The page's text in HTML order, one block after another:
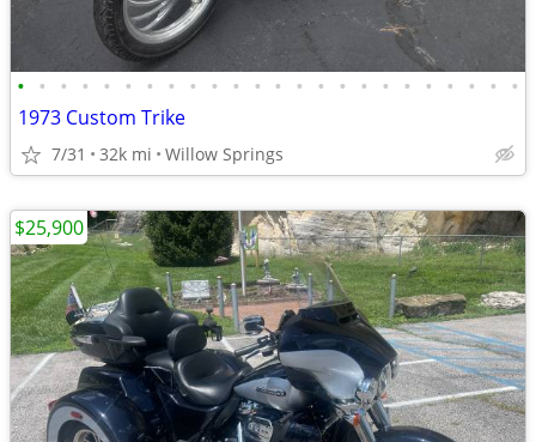
• • • • • • • • • • • • • • • • • • • • • • • •
1973 Custom Trike
7/31 32k mi Willow Springs
$25,900